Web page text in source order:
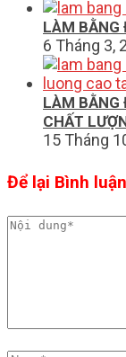
LÀM BẰNG
6 Tháng 3,
LÀM BẰNG
CHẤT
15 Tháng
Để lại Bình luận